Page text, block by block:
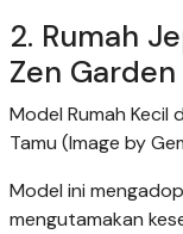
2. Rumah
Zen Garden
Model Rumah Kecil
Tamu (Image by
Model ini
mengutamakan